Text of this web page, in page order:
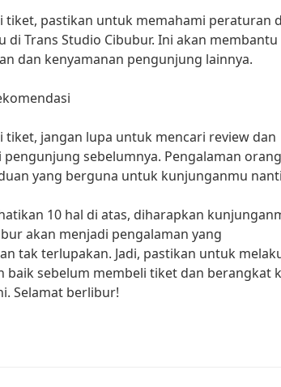
tiket, pastikan untuk memahami peraturan
di Trans Studio Cibubur. Ini akan membantu
dan kenyamanan pengunjung lainnya.
tiket, jangan lupa untuk mencari review dan
sebelumnya. Pengalaman
yang berguna untuk kunjunganmu
10 hal di atas, diharapkan
akan menjadi pengalaman yang
tak terlupakan. Jadi, pastikan untuk
baik sebelum membeli tiket dan berangkat
Selamat berlibur!